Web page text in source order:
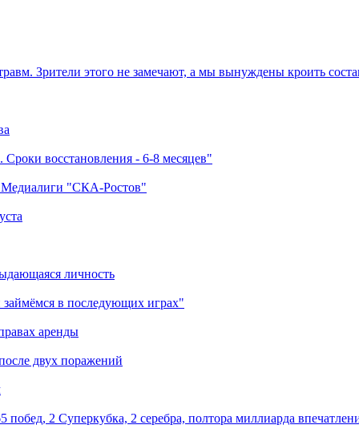
Зрители этого не замечают, а мы вынуждены кроить
восстановления - 6-8 месяцев"
Медиалиги "СКА-Ростов"
личность
в последующих играх"
аренды
двух поражений
2 Суперкубка, 2 серебра, полтора миллиарда